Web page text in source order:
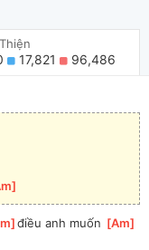
17,821 96,486
]
điều anh muốn [Am